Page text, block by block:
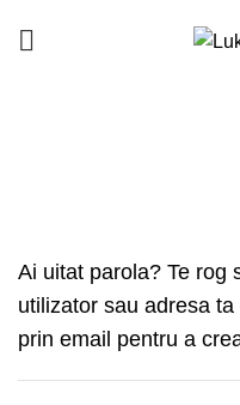
Ai uitat parola? Te rog
utilizator sau adresa
prin email pentru a